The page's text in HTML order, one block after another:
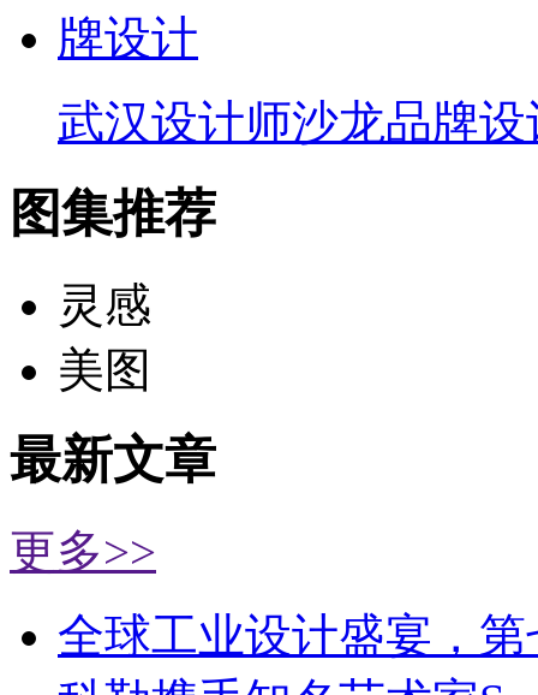
武汉设计师沙龙品牌设
图集推荐
灵感
美图
最新文章
更多>>
全球工业设计盛宴，第